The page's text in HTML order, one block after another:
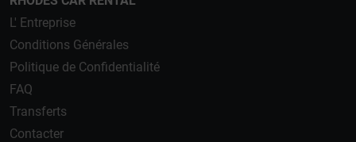
L' Entreprise
Conditions Générales
Politique de Confidentialité
FAQ
Transferts
Contacter